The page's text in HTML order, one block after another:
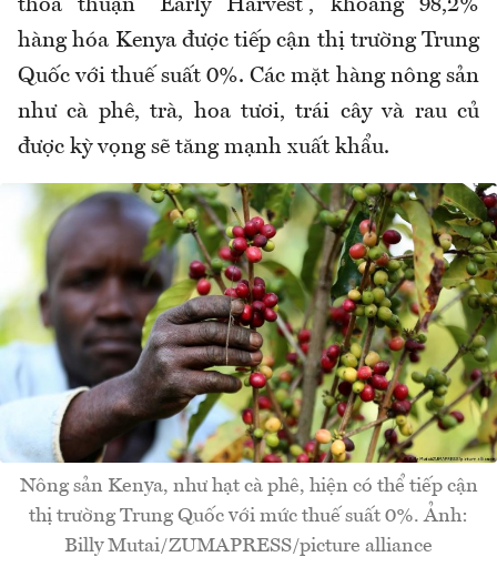
thỏa thuận “Early Harvest”, khoảng 98,2%
hàng hóa Kenya được tiếp cận thị trường Trung
Quốc với thuế suất 0%. Các mặt hàng nông sản
như cà phê, trà, hoa tươi, trái cây và rau củ
được kỳ vọng sẽ tăng mạnh xuất khẩu.
Nông sản Kenya, như hạt cà phê, hiện có thể tiếp cận
thị trường Trung Quốc với mức thuế suất 0%. Ảnh:
Billy Mutai/ZUMAPRESS/picture alliance